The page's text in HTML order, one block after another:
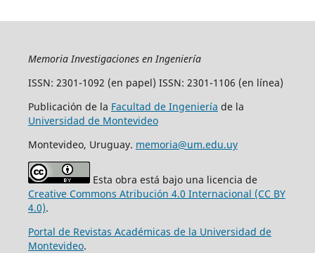
Memoria Investigaciones en Ingeniería
ISSN: 2301-1092 (en papel) ISSN: 2301-1106 (en línea)
Publicación de la Facultad de Ingeniería de la
Universidad de Montevideo
Montevideo, Uruguay. memoria@um.edu.uy
Esta obra está bajo una licencia de
Creative Commons Atribución 4.0 Internacional (CC BY
4.0).
Portal de Revistas Académicas de la Universidad de
Montevideo.